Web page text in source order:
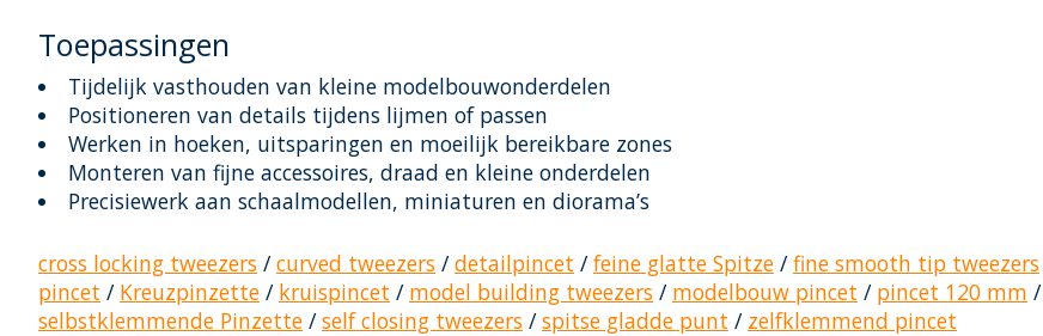
Toepassingen
Tijdelijk vasthouden van kleine modelbouwonderdelen
Positioneren van details tijdens lijmen of passen
Werken in hoeken, uitsparingen en moeilijk bereikbare zones
Monteren van fijne accessoires, draad en kleine onderdelen
Precisiewerk aan schaalmodellen, miniaturen en diorama’s
cross locking tweezers /curved tweezers /detailpincet /feine glatte Spitze /fine smooth tip tweezers
pincet / Kreuzpinzette / kruispincet / model building tweezers / modelbouw pincet / pincet 120 mm /
selbstklemmende Pinzette /self closing tweezers /spitse gladde punt / zelfklemmend pincet